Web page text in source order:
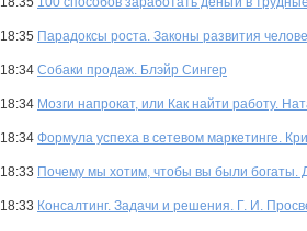
18:35 Парадоксы роста. Законы развития
18:34 Собаки продаж. Блэйр Сингер
18:34 Мозги напрокат, или Как найти работу.
18:34 Формула успеха в сетевом маркетинге.
18:33 Почему мы хотим, чтобы вы были богаты.
18:33 Консалтинг. Задачи и решения. Г. И.